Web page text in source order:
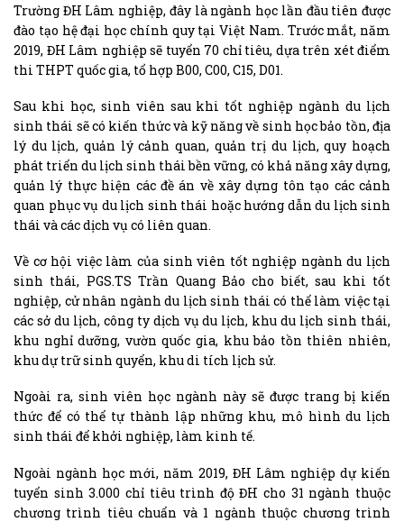
Trường ĐH Lâm nghiệp, đây là ngành học lần đầu tiên được
đào tạo hệ đại học chính quy tại Việt Nam. Trước mắt, năm
2019, ĐH Lâm nghiệp sẽ tuyển 70 chỉ tiêu, dựa trên xét điểm
thi THPT quốc gia, tổ hợp B00, C00, C15, D01.
Sau khi học, sinh viên sau khi tốt nghiệp ngành du lịch
sinh thái sẽ có kiến thức và kỹ năng về sinh học bảo tồn, địa
lý du lịch, quản lý cảnh quan, quản trị du lịch, quy hoạch
phát triển du lịch sinh thái bền vững, có khả năng xây dựng,
quản lý thực hiện các đề án về xây dựng tôn tạo các cảnh
quan phục vụ du lịch sinh thái hoặc hướng dẫn du lịch sinh
thái và các dịch vụ có liên quan.
Về cơ hội việc làm của sinh viên tốt nghiệp ngành du lịch
sinh thái, PGS.TS Trần Quang Bảo cho biết, sau khi tốt
nghiệp, cử nhân ngành du lịch sinh thái có thể làm việc tại
các sở du lịch, công ty dịch vụ du lịch, khu du lịch sinh thái,
khu nghỉ dưỡng, vườn quốc gia, khu bảo tồn thiên nhiên,
khu dự trữ sinh quyển, khu di tích lịch sử.
Ngoài ra, sinh viên học ngành này sẽ được trang bị kiến
thức để có thể tự thành lập những khu, mô hình du lịch
sinh thái để khởi nghiệp, làm kinh tế.
Ngoài ngành học mới, năm 2019, ĐH Lâm nghiệp dự kiến
tuyển sinh 3.000 chỉ tiêu trình độ ĐH cho 31 ngành thuộc
chương trình tiêu chuẩn và 1 ngành thuộc chương trình